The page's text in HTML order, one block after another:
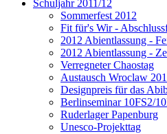
Schuljahr 2011/12
Sommerfest 2012
Fit für's Wir -
2012 Abientlassung -
2012 Abientlassung -
Verregneter Chaostag
Austausch Wroclaw
Designpreis für das
Berlinseminar 10FS2/
Ruderlager Papenburg
Unesco-Projekttag